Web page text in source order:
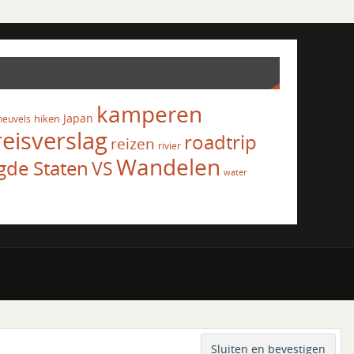
hiken Japan kamperen
reizen rivier roadtrip
StatenVSWandelen water